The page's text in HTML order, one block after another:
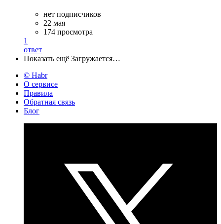
нет подписчиков
22 мая
174 просмотра
1
ответ
Показать ещё Загружается…
© Habr
О сервисе
Правила
Обратная связь
Блог